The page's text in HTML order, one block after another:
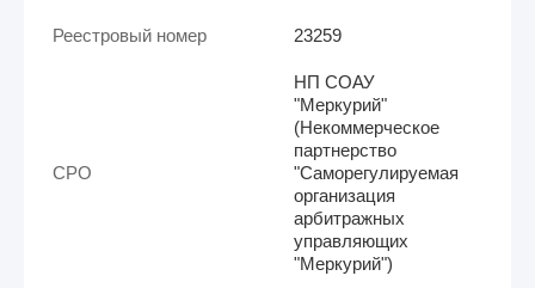
Реестровый номер 23259
СРО
НП СОАУ
"Меркурий"
(Некоммерческое
партнерство
"Саморегулируемая
организация
арбитражных
управляющих
"Меркурий")